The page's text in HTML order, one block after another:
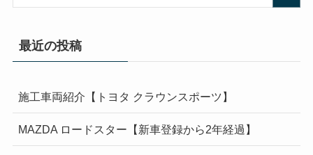
最近の投稿
施工車両紹介【トヨタ クラウンスポーツ】
MAZDA ロードスター【新車登録から2年経過】